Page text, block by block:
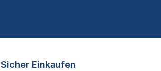
Sicher Einkaufen